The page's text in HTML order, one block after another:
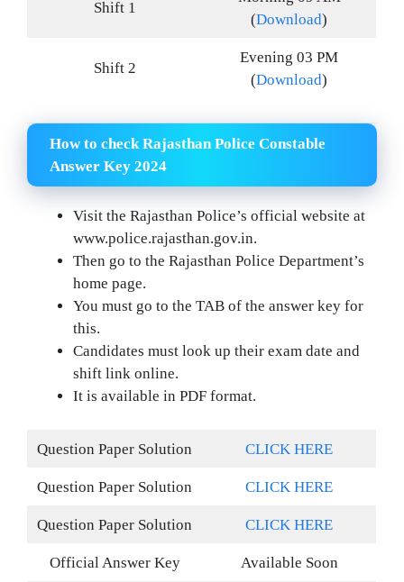
Shift 1
(Download)
Shift 2
Evening 03 PM
(Download)
How to check Rajasthan Police Constable
Answer Key 2024
Visit the Rajasthan Police’s official website at
www.police.rajasthan.gov.in.
Then go to the Rajasthan Police Department’s
home page.
You must go to the TAB of the answer key for
this.
Candidates must look up their exam date and
shift link online.
It is available in PDF format.
Question Paper Solution CLICK HERE
Question Paper Solution CLICK HERE
Question Paper Solution CLICK HERE
Official Answer Key Available Soon